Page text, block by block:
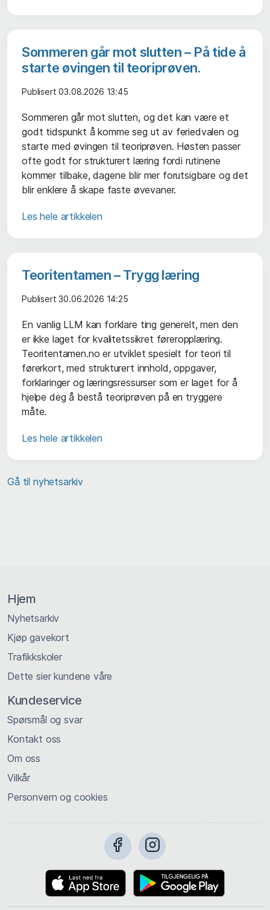
Sommeren går mot slutten – På tide å
starte øvingen til teoriprøven.
Publisert 03.08.2026 13:45
Sommeren går mot slutten, og det kan være et
godt tidspunkt å komme seg ut av feriedvalen og
starte med øvingen til teoriprøven. Høsten passer
ofte godt for strukturert læring fordi rutinene
kommer tilbake, dagene blir mer forutsigbare og det
blir enklere å skape faste øvevaner.
Les hele artikkelen
Teoritentamen – Trygg læring
Publisert 30.06.2026 14:25
En vanlig LLM kan forklare ting generelt, men den
er ikke laget for kvalitetssikret føreropplæring.
Teoritentamen.no er utviklet spesielt for teori til
førerkort, med strukturert innhold, oppgaver,
forklaringer og læringsressurser som er laget for å
hjelpe deg å bestå teoriprøven på en tryggere
måte.
Les hele artikkelen
Gå til nyhetsarkiv
Hjem
Nyhetsarkiv
Kjøp gavekort
Trafikkskoler
Dette sier kundene våre
Kundeservice
Spørsmål og svar
Kontakt oss
Om oss
Vilkår
Personvern og cookies